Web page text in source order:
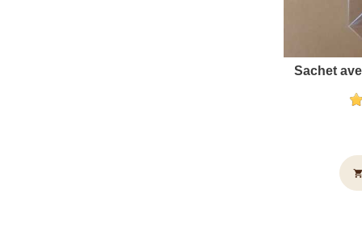
Sachet
shopping_cart